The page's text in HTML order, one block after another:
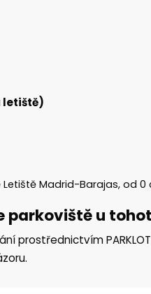
letiště)
Madrid-Barajas, od 0
parkoviště u
prostřednictvím